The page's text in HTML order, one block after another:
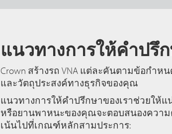
แนวทางการให้คำปรึ
Crown สร้างรถ VNA แต่ละคันตามข้อกำห
และวัตถุประสงค์ทางธุรกิจของคุณ
แนวทางการให้คำปรึกษาของเราช่วยให้
หรือยานพาหนะของคุณจะตอบสนองความ
เน้นไปที่เกณฑ์หลักสามประการ: